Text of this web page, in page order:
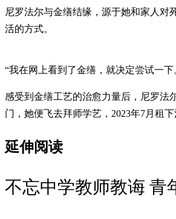
尼罗法尔与金缮结缘，源于她和家人对
活的方式。
“我在网上看到了金缮，就决定尝试一
感受到金缮工艺的治愈力量后，尼罗法
门，她便飞去拜师学艺，2023年7月租
延伸阅读
不忘中学教师教诲 青